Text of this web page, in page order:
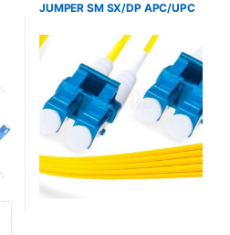
JUMPER SM SX/DP APC/UPC